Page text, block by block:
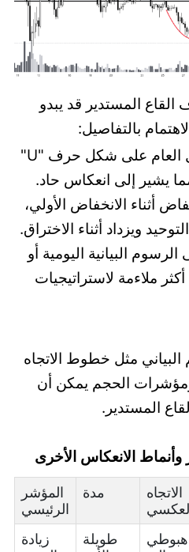
المستدير قد يبدو
بالتفاصيل:
يجب أن يبدو التشكيل العام على شكل حرف "U"
أثناء الانخفاض الأولي،
ويزداد أثناء الاختراق.
البيانية اليومية أو
ملاءمة لاستراتيجيات
مثل خطوط الاتجاه
الحجم يمكن أن
المستدير.
وأنماط الانعكاس الأخرى
الاتجاه
مدة
المؤشر
الرئيسي
هبوطي
طويلة
زيادة